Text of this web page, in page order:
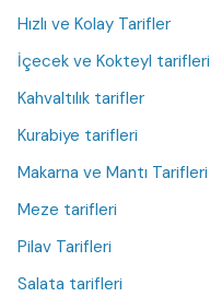
Hızlı ve Kolay Tarifler
İçecek ve Kokteyl tarifleri
Kahvaltılık tarifler
Kurabiye tarifleri
Makarna ve Mantı Tarifleri
Meze tarifleri
Pilav Tarifleri
Salata tarifleri